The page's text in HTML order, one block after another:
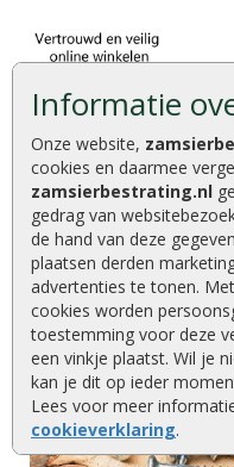
Informatie
Onze website,
cookies en daarmee
zamsierbestrating.nl
gedrag van
de hand van deze
plaatsen derden
advertenties te tonen.
cookies worden
toestemming voor deze
een vinkje plaatst. Wil je
kan je dit op ieder
Lees voor meer
cookieverklaring.